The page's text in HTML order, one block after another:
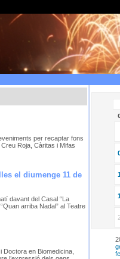
per recaptar fons
Roja, Càritas i Mifas
el diumenge 11 de
davant del Casal “La
arriba Nadal” al Teatre
Doctora en Biomedicina,